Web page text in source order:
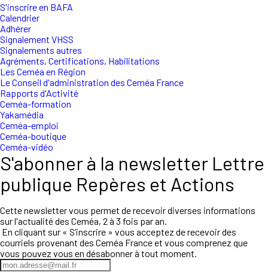
S'inscrire en BAFA
Calendrier
Adhérer
Signalement VHSS
Signalements autres
Agréments, Certifications, Habilitations
Les Ceméa en Région
Le Conseil d'administration des Ceméa France
Rapports d'Activité
Ceméa-formation
Yakamédia
Ceméa-emploi
Ceméa-boutique
Ceméa-vidéo
S'abonner à la newsletter Lettre
publique Repères et Actions
Cette newsletter vous permet de recevoir diverses informations
sur l'actualité des Ceméa, 2 à 3 fois par an.
En cliquant sur « S’inscrire » vous acceptez de recevoir des
courriels provenant des Ceméa France et vous comprenez que
vous pouvez vous en désabonner à tout moment.